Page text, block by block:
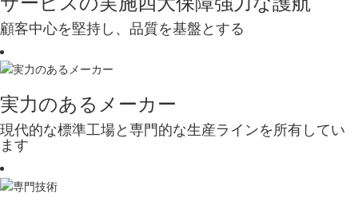
顧客中心を堅持し、品質を基盤とする
実力のあるメーカー
現代的な標準工場と専門的な生産ラインを所有してい
ます